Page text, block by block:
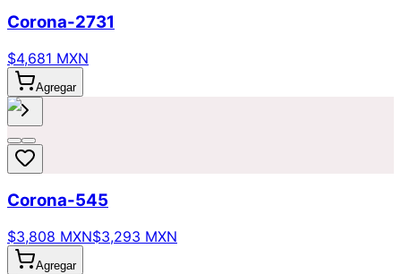
Corona-2731
$4,681 MXN
Agregar
Corona-545
$3,808 MXN$3,293 MXN
Agregar